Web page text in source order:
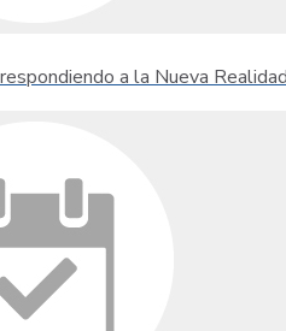
a la Nueva